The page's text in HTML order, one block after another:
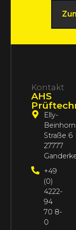
Kontakt
AHS
Elly-
Straße 6
27777
+49
(0)
4222-
94
70 8-
0